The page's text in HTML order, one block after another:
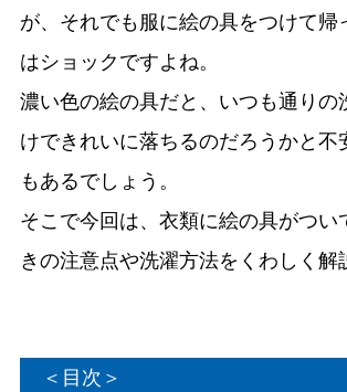
が、それでも服に絵の具をつけて帰
はショックですよね。
濃い色の絵の具だと、いつも通りの
けできれいに落ちるのだろうかと不
もあるでしょう。
そこで今回は、衣類に絵の具がつい
きの注意点や洗濯方法をくわしく解
＜目次＞